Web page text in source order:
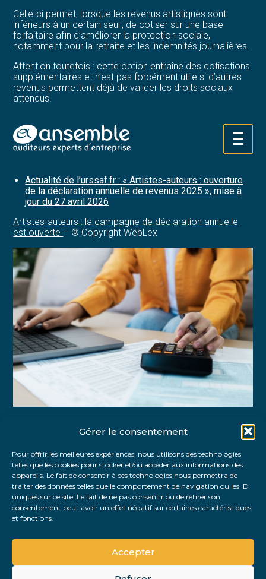
Gérer le consentement
Pour offrir les meilleures expériences, nous utilisons des technologies
telles que les cookies pour stocker et/ou accéder aux informations des
appareils. Le fait de consentir à ces technologies nous permettra de
traiter des données telles que le comportement de navigation ou les ID
uniques sur ce site. Le fait de ne pas consentir ou de retirer son
consentement peut avoir un effet négatif sur certaines caractéristiques
et fonctions.
Accepter
Aller
au
Celle-ci permet, lorsque les revenus artistiques sont
inférieurs à un certain seuil, de cotiser sur une base
forfaitaire afin d’améliorer la protection sociale,
notamment pour la retraite et les indemnités journalières.
Attention toutefois : cette option entraîne des cotisations
supplémentaires et n’est pas forcément utile si d’autres
revenus permettent déjà de valider les droits sociaux
attendus.
valider la déclaration. Un récapitulatif peut ensuite être
téléchargé depuis l’espace personnel.
Actualité de l’urssaf.fr : « Artistes-auteurs : ouverture
de la déclaration annuelle de revenus 2025 », mise à
jour du 27 avril 2026
Artistes-auteurs : la campagne de déclaration annuelle
est ouverte – © Copyright WebLex
FaceBook
TwitterLinkedIn